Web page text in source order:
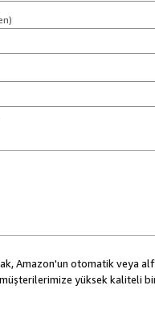
Amazon'un otomatik veya
yüksek kaliteli